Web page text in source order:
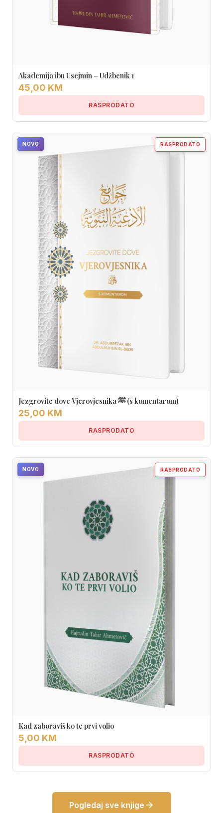
Akademija ibn Usejmin – Udžbenik 1
45,00 KM
RASPRODATO
NOVO RASPRODATO
Jezgrovite dove Vjerovjesnika ﷺ (s komentarom)
25,00 KM
RASPRODATO
NOVO RASPRODATO
Kad zaboraviš ko te prvi volio
5,00 KM
RASPRODATO
Pogledaj sve knjige